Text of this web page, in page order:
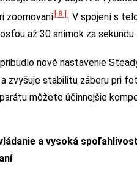
zoomovaní[8]. V spojení s
až 30 snímok za sekundu.
nové nastavenie
zvyšuje stabilitu záberu pri
môžete účinnejšie
a vysoká